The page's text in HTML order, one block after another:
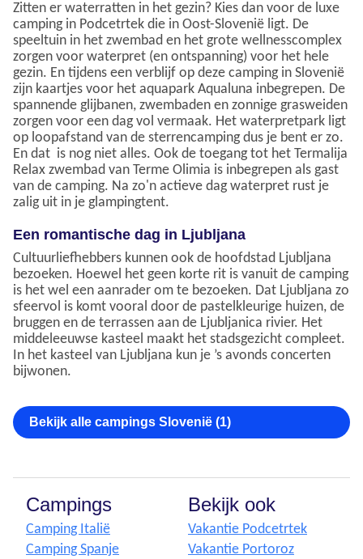
Zitten er waterratten in het gezin? Kies dan voor de luxe
camping in Podcetrtek die in Oost-Slovenië ligt. De
speeltuin in het zwembad en het grote wellnesscomplex
zorgen voor waterpret (en ontspanning) voor het hele
gezin. En tijdens een verblijf op deze camping in Slovenië
zijn kaartjes voor het aquapark Aqualuna inbegrepen. De
spannende glijbanen, zwembaden en zonnige grasweiden
zorgen voor een dag vol vermaak. Het waterpretpark ligt
op loopafstand van de sterrencamping dus je bent er zo.
En dat is nog niet alles. Ook de toegang tot het Termalija
Relax zwembad van Terme Olimia is inbegrepen als gast
van de camping. Na zo'n actieve dag waterpret rust je
zalig uit in je glampingtent.
Een romantische dag in Ljubljana
Cultuurliefhebbers kunnen ook de hoofdstad Ljubljana
bezoeken. Hoewel het geen korte rit is vanuit de camping
is het wel een aanrader om te bezoeken. Dat Ljubljana zo
sfeervol is komt vooral door de pastelkleurige huizen, de
bruggen en de terrassen aan de Ljubljanica rivier. Het
middeleeuwse kasteel maakt het stadsgezicht compleet.
In het kasteel van Ljubljana kun je ’s avonds concerten
bijwonen.
Bekijk alle campings Slovenië (1)
Campings
Camping Italië
Camping Spanje
Bekijk ook
Vakantie Podcetrtek
Vakantie Portoroz